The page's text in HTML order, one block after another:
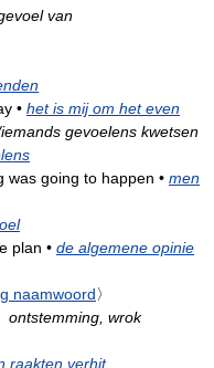
van
• het is mij om het even
gevoelens kwetsen
was going to happen • men
plan • de algemene opinie
naamwoord〉
ontstemming, wrok
raakten verhit